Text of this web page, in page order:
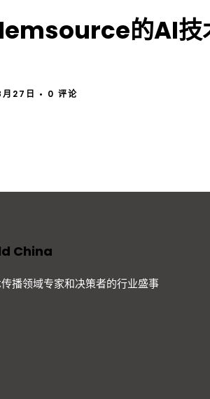
的AI技
27日 • 0 评论
China
播领域专家和决策者的行业盛事